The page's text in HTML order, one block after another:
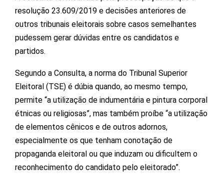
resolução 23.609/2019 e decisões anteriores de
outros tribunais eleitorais sobre casos semelhantes
pudessem gerar dúvidas entre os candidatos e
partidos.
Segundo a Consulta, a norma do Tribunal Superior
Eleitoral (TSE) é dúbia quando, ao mesmo tempo,
permite “a utilização de indumentária e pintura corporal
étnicas ou religiosas”, mas também proíbe “a utilização
de elementos cênicos e de outros adornos,
especialmente os que tenham conotação de
propaganda eleitoral ou que induzam ou dificultem o
reconhecimento do candidato pelo eleitorado”.